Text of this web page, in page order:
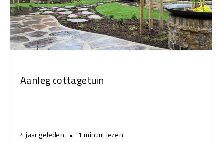
Aanleg cottagetuin
4 jaar geleden • 1 minuut lezen